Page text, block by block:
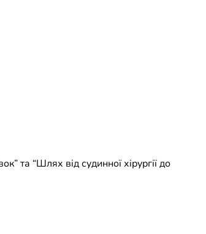
та “Шлях від судинної хірургії до